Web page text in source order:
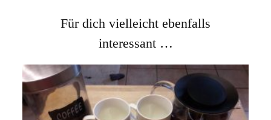
Für dich vielleicht ebenfalls
interessant …